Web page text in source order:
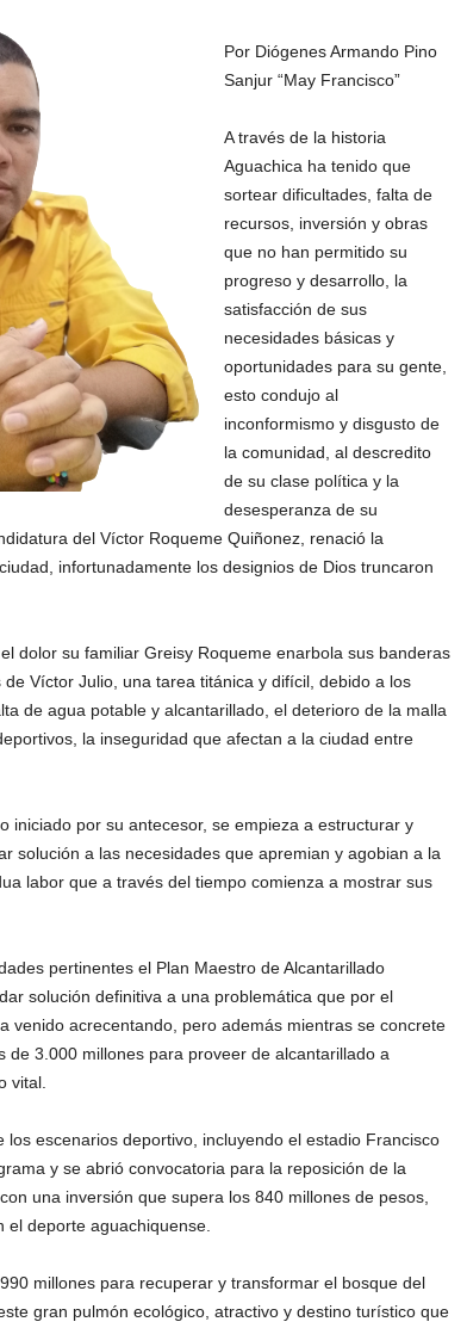
Por Diógenes Armando Pino
Sanjur “May Francisco”
A través de la historia
Aguachica ha tenido que
sortear dificultades, falta de
recursos, inversión y obras
que no han permitido su
progreso y desarrollo, la
satisfacción de sus
necesidades básicas y
oportunidades para su gente,
esto condujo al
inconformismo y disgusto de
la comunidad, al descredito
de su clase política y la
desesperanza de su
del Víctor Roqueme Quiñonez, renació la
infortunadamente los designios de Dios truncaron
dolor su familiar Greisy Roqueme enarbola sus banderas
Víctor Julio, una tarea titánica y difícil, debido a los
de agua potable y alcantarillado, el deterioro de la malla
la inseguridad que afectan a la ciudad entre
iniciado por su antecesor, se empieza a estructurar y
solución a las necesidades que apremian y agobian a la
labor que a través del tiempo comienza a mostrar sus
pertinentes el Plan Maestro de Alcantarillado
solución definitiva a una problemática que por el
venido acrecentando, pero además mientras se concrete
3.000 millones para proveer de alcantarillado a
vital.
escenarios deportivo, incluyendo el estadio Francisco
y se abrió convocatoria para la reposición de la
una inversión que supera los 840 millones de pesos,
deporte aguachiquense.
millones para recuperar y transformar el bosque del
gran pulmón ecológico, atractivo y destino turístico que